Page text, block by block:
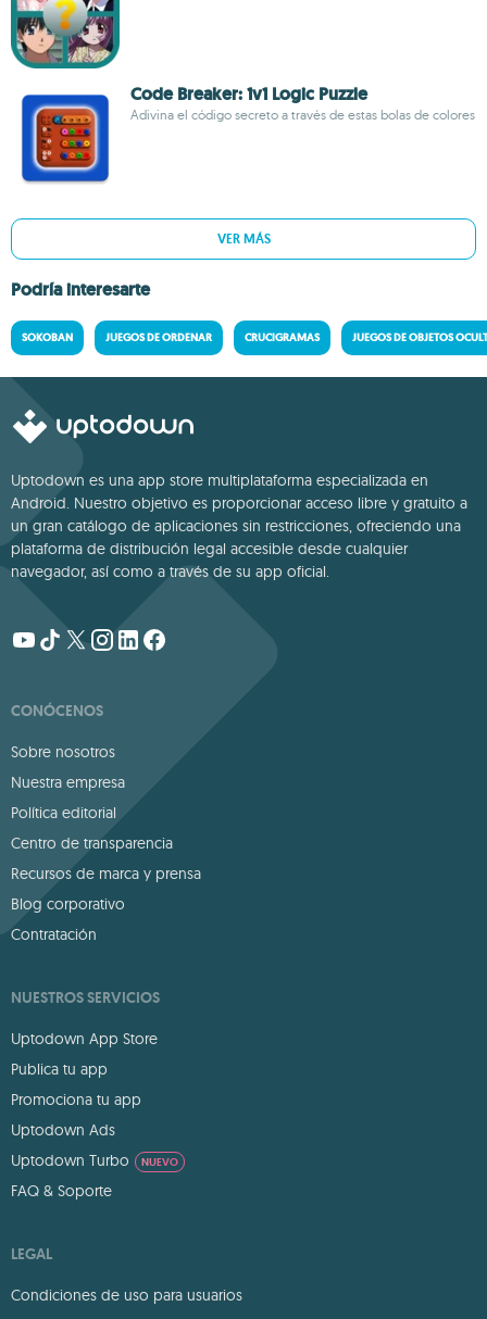
Code Breaker: 1v1 Logic Puzzle
Adivina el código secreto a través de estas bolas de colores
VER MÁS
Podría interesarte
SOKOBAN JUEGOS DE ORDENAR CRUCIGRAMAS JUEGOS DE OBJETOS
Uptodown es una app store multiplataforma especializada en
Android. Nuestro objetivo es proporcionar acceso libre y gratuito a
un gran catálogo de aplicaciones sin restricciones, ofreciendo una
plataforma de distribución legal accesible desde cualquier
navegador, así como a través de su app oficial.
CONÓCENOS
Sobre nosotros
Nuestra empresa
Política editorial
Centro de transparencia
Recursos de marca y prensa
Blog corporativo
Contratación
NUESTROS SERVICIOS
Uptodown App Store
Publica tu app
Promociona tu app
Uptodown Ads
Uptodown Turbo
NUEVO
FAQ & Soporte
LEGAL
Condiciones de uso para usuarios